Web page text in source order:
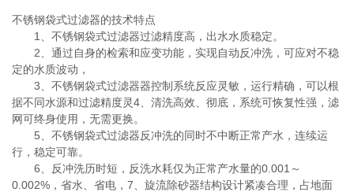
不锈钢袋式过滤器的技术特点
1
、不锈钢袋式过滤器过滤精度高，出水水质稳定。
2 、通过自身的检索和应变功能，实现自动反冲洗，可应对不稳
定的水质波动，
3 、不锈钢袋式过滤器器控制系统反应灵敏，运行精确，可以根
据不同水源和过滤精度灵4 、清洗高效、彻底，系统可恢复性强，滤
网可终身使用，无需更换。
5 、不锈钢袋式过滤器反冲洗的同时不中断正常产水，连续运
行，稳定可靠。
6 、反冲洗历时短，反洗水耗仅为正常产水量的0.001 ～
0.002% ，省水、省电， 7 、旋流除砂器结构设计紧凑合理，占地面